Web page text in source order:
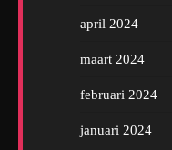
april 2024
maart 2024
februari 2024
januari 2024